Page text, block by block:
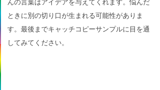
んの言葉はアイデアを与えてくれます。悩んだ
ときに別の切り口が生まれる可能性がありま
す。最後までキャッチコピーサンプルに目を通
してみてください。